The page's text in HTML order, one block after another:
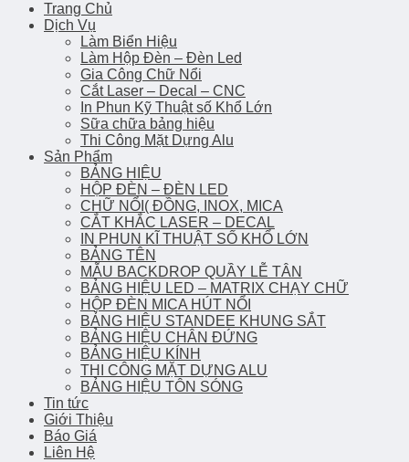
Trang Chủ
Dịch Vụ
Làm Biển Hiệu
Làm Hộp Đèn – Đèn Led
Gia Công Chữ Nổi
Cắt Laser – Decal – CNC
In Phun Kỹ Thuật số Khổ Lớn
Sữa chữa bảng hiệu
Thi Công Mặt Dựng Alu
Sản Phẩm
BẢNG HIỆU
HỘP ĐÈN – ĐÈN LED
CHỮ NỔI( ĐỒNG, INOX, MICA
CẮT KHẮC LASER – DECAL
IN PHUN KĨ THUẬT SỐ KHỔ LỚN
BẢNG TÊN
MẪU BACKDROP QUẦY LỄ TÂN
BẢNG HIỆU LED – MATRIX CHẠY CHỮ
HỘP ĐÈN MICA HÚT NỔI
BẢNG HIỆU STANDEE KHUNG SẮT
BẢNG HIỆU CHÂN ĐỨNG
BẢNG HIỆU KÍNH
THI CÔNG MẶT DỰNG ALU
BẢNG HIỆU TÔN SÓNG
Tin tức
Giới Thiệu
Báo Giá
Liên Hệ